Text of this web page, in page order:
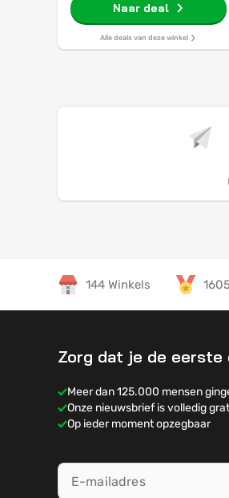
Naar deal
Alle deals van deze winkel
144 Winkels
Zorg dat je de eerste
Meer dan 125.000 mensen
Onze nieuwsbrief is volledig
Op ieder moment opzegbaar